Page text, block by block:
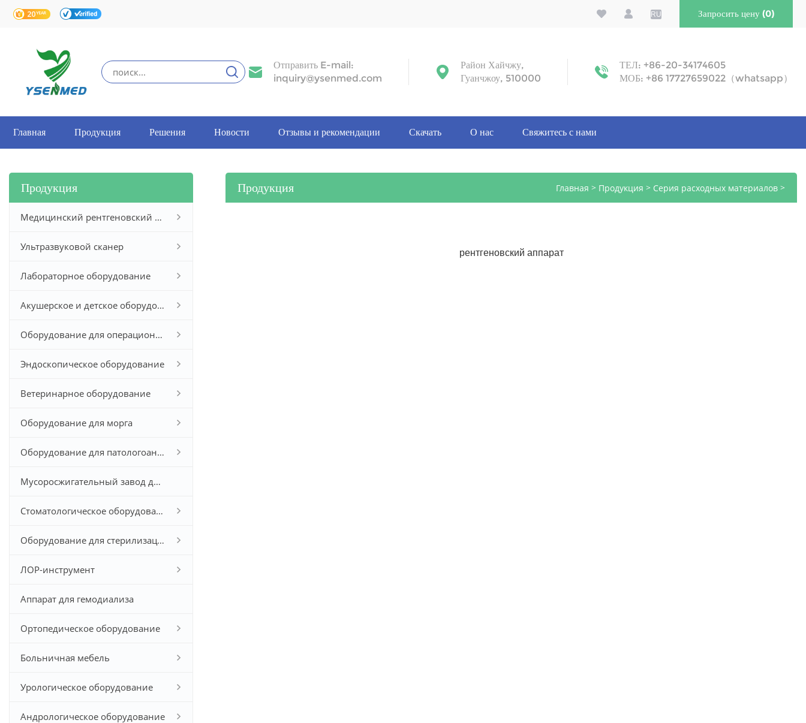
RU Запросить цену (0)
Отправить E-mail:
inquiry@ysenmed.com
Район Хайчжу,
Гуанчжоу, 510000
ТЕЛ: +86-20-34174605
МОБ: +86 17727659022（whatsapp）
Главная Продукция Решения Новости Отзывы и рекомендации Скачать О нас Свяжитесь с нами
Продукция
Медицинский рентгеновский аппарат
Ультразвуковой сканер
Лабораторное оборудование
Акушерское и детское оборудование
Оборудование для операционной
Эндоскопическое оборудование
Ветеринарное оборудование
Оборудование для морга
Оборудование для патологоанатомического исследования
Мусоросжигательный завод для больничных отходов
Стоматологическое оборудование
Оборудование для стерилизации
ЛОР-инструмент
Аппарат для гемодиализа
Ортопедическое оборудование
Больничная мебель
Урологическое оборудование
Андрологическое оборудование
Продукция Главная > Продукция > Серия расходных материалов>
рентгеновский аппарат